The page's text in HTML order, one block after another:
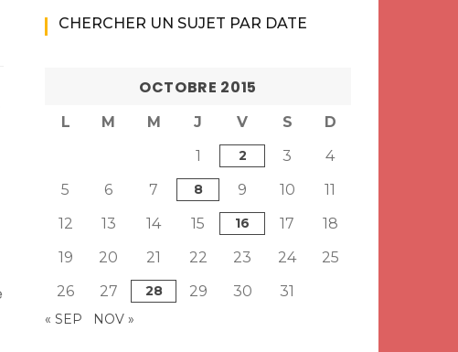
CHERCHER UN SUJET PAR DATE
OCTOBRE 2015
L M M J V S
D
1
2 3
4
5
6 7 8 9 10
11
12
13 14 15 16 17
18
19
20 21 22 23 24
25
26
27 28 29 30 31
« SEP NOV »